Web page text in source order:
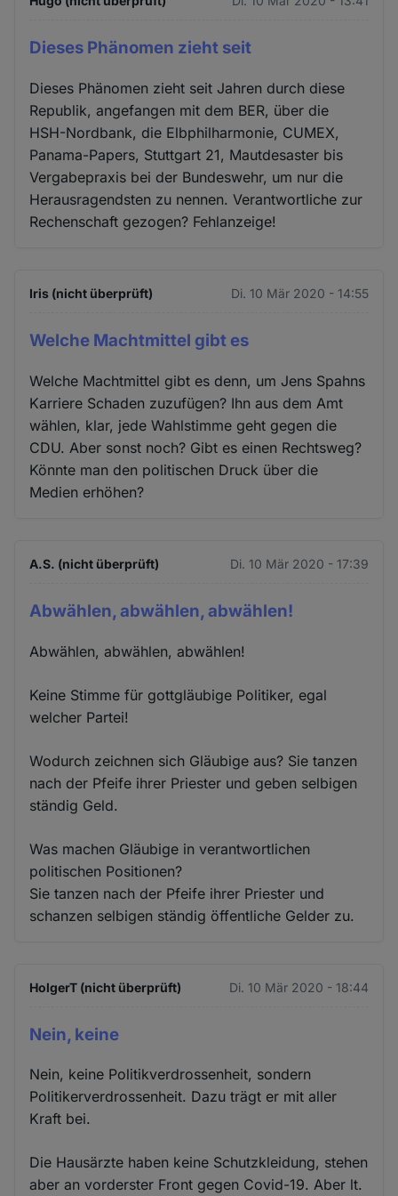
Dieses Phänomen zieht seit
Dieses Phänomen zieht seit Jahren durch diese
Republik, angefangen mit dem BER, über die
HSH-Nordbank, die Elbphilharmonie, CUMEX,
Panama-Papers, Stuttgart 21, Mautdesaster bis
Vergabepraxis bei der Bundeswehr, um nur die
Herausragendsten zu nennen. Verantwortliche zur
Rechenschaft gezogen? Fehlanzeige!
Iris (nicht überprüft) Di. 10 Mär 2020 - 14:55
Welche Machtmittel gibt es
Welche Machtmittel gibt es denn, um Jens Spahns
Karriere Schaden zuzufügen? Ihn aus dem Amt
wählen, klar, jede Wahlstimme geht gegen die
CDU. Aber sonst noch? Gibt es einen Rechtsweg?
Könnte man den politischen Druck über die
Medien erhöhen?
A.S. (nicht überprüft) Di. 10 Mär 2020 - 17:39
Abwählen, abwählen, abwählen!
Abwählen, abwählen, abwählen!
Keine Stimme für gottgläubige Politiker, egal
welcher Partei!
Wodurch zeichnen sich Gläubige aus? Sie tanzen
nach der Pfeife ihrer Priester und geben selbigen
ständig Geld.
Was machen Gläubige in verantwortlichen
politischen Positionen?
Sie tanzen nach der Pfeife ihrer Priester und
schanzen selbigen ständig öffentliche Gelder zu.
HolgerT (nicht überprüft) Di. 10 Mär 2020 - 18:44
Nein, keine
Nein, keine Politikverdrossenheit, sondern
Politikerverdrossenheit. Dazu trägt er mit aller
Kraft bei.
Die Hausärzte haben keine Schutzkleidung, stehen
aber an vorderster Front gegen Covid-19. Aber lt.